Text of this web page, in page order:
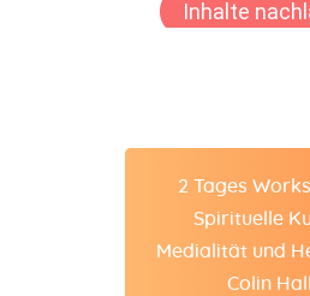
2 Tages
Spirituelle
Medialität und
Colin Hall